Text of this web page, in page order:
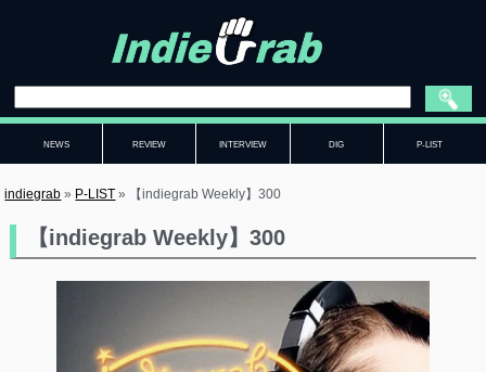
NEWS REVIEW INTERVIEW DIG P-LIST
indiegrab » P-LIST » 【indiegrab Weekly】300
【indiegrab Weekly】300